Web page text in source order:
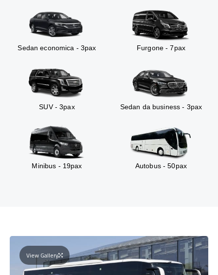
Sedan economica - 3pax Furgone - 7pax
SUV - 3pax Sedan da business - 3pax
Minibus - 19pax Autobus - 50pax
View Gallery